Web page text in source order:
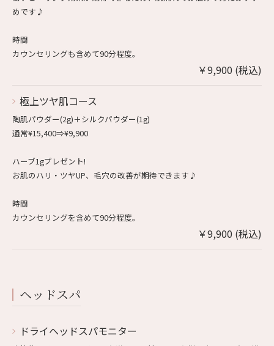
めです♪
時間
カウンセリングも含めて90分程度。
￥9,900 (税込)
極上ツヤ肌コース
陶肌パウダー(2g)＋シルクパウダー(1g)
通常¥15,400⇒¥9,900
ハーブ1gプレゼント!
お肌のハリ・ツヤUP、毛穴の改善が期待できます♪
時間
カウンセリングを含めて90分程度。
￥9,900 (税込)
ヘッドスパ
ドライヘッドスパモニター